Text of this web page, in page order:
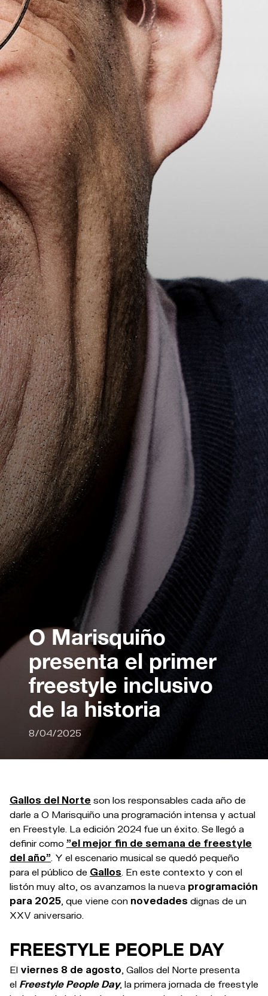
O Marisquiño
presenta el primer
freestyle inclusivo
de la historia
8/04/2025
Gallos del Norte son los responsables cada año de
darle a O Marisquiño una programación intensa y actual
en Freestyle. La edición 2024 fue un éxito. Se llegó a
definir como "el mejor fin de semana de freestyle
del año" . Y el escenario musical se quedó pequeño
para el público de Gallos . En este contexto y con el
listón muy alto, os avanzamos la nueva programación
para 2025 , que viene con novedades dignas de un
XXV aniversario.
FREESTYLE PEOPLE DAY
El viernes 8 de agosto , Gallos del Norte presenta
el Freestyle People Day, la primera jornada de freestyle